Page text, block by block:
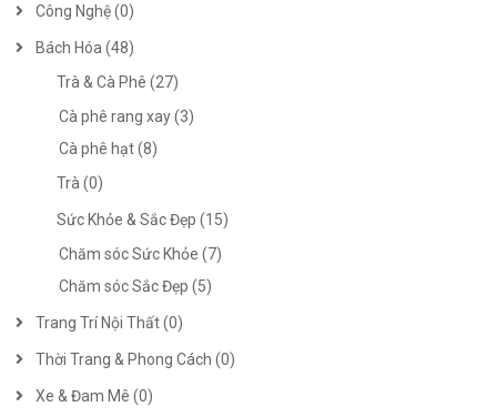
Công Nghệ (0)
Bách Hóa (48)
Trà & Cà Phê (27)
Cà phê rang xay (3)
Cà phê hạt (8)
Trà (0)
Sức Khỏe & Sắc Đẹp (15)
Chăm sóc Sức Khỏe (7)
Chăm sóc Sắc Đẹp (5)
Trang Trí Nội Thất (0)
Thời Trang & Phong Cách (0)
Xe & Đam Mê (0)